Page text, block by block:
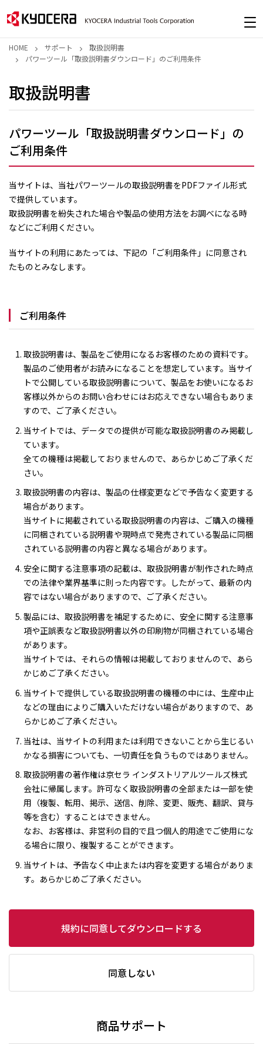
HOME サポート
取扱説明書
パワーツール「取扱説明書ダウンロード」のご利用条件
取扱説明書
パワーツール「取扱説明書ダウンロード」の
ご利用条件
当サイトは、当社パワーツールの取扱説明書をPDFファイル形式
で提供しています。
取扱説明書を紛失された場合や製品の使用方法をお調べになる時
などにご利用ください。
当サイトの利用にあたっては、下記の「ご利用条件」に同意され
たものとみなします。
ご利用条件
取扱説明書は、製品をご使用になるお客様のための資料です。
製品のご使用者がお読みになることを想定しています。当サイ
トで公開している取扱説明書について、製品をお使いになるお
客様以外からのお問い合わせにはお応えできない場合もありま
すので、ご了承ください。
当サイトでは、データでの提供が可能な取扱説明書のみ掲載し
ています。
全ての機種は掲載しておりませんので、あらかじめご了承くだ
さい。
取扱説明書の内容は、製品の仕様変更などで予告なく変更する
場合があります。
当サイトに掲載されている取扱説明書の内容は、ご購入の機種
に同梱されている説明書や現時点で発売されている製品に同梱
されている説明書の内容と異なる場合があります。
安全に関する注意事項の記載は、取扱説明書が制作された時点
での法律や業界基準に則った内容です。したがって、最新の内
容ではない場合がありますので、ご了承ください。
製品には、取扱説明書を補足するために、安全に関する注意事
項や正誤表など取扱説明書以外の印刷物が同梱されている場合
があります。
当サイトでは、それらの情報は掲載しておりませんので、あら
かじめご了承ください。
当サイトで提供している取扱説明書の機種の中には、生産中止
などの理由によりご購入いただけない場合がありますので、あ
らかじめご了承ください。
当社は、当サイトの利用または利用できないことから生じるい
かなる損害についても、一切責任を負うものではありません。
取扱説明書の著作権は京セラ インダストリアルツールズ株式
会社に帰属します。許可なく取扱説明書の全部または一部を使
用（複製、転用、掲示、送信、削除、変更、販売、翻訳、貸与
等を含む）することはできません。
なお、お客様は、非営利の目的で且つ個人的用途でご使用にな
る場合に限り、複製することができます。
当サイトは、予告なく中止または内容を変更する場合がありま
す。あらかじめご了承ください。
規約に同意してダウンロードする
同意しない
商品サポート